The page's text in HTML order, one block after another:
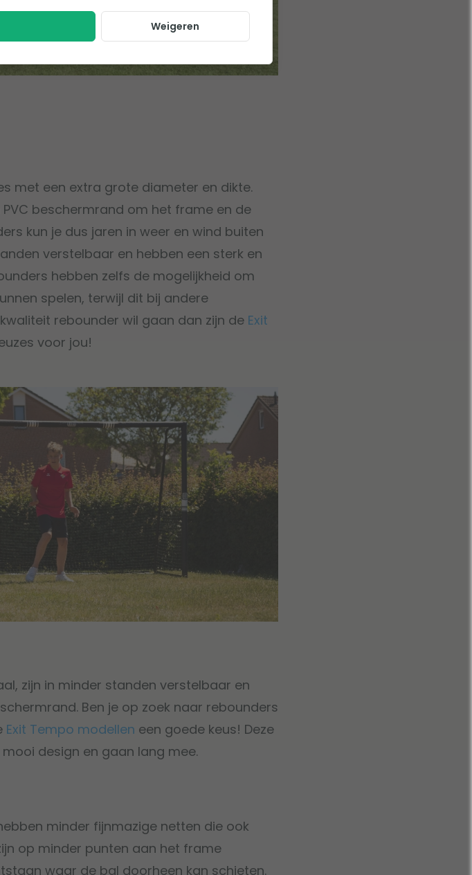
met een extra grote diameter en dikte.
beschermrand om het frame en de
kun je dus jaren in weer en wind buiten
verstelbaar en hebben een sterk en
hebben zelfs de mogelijkheid om
spelen, terwijl dit bij andere
rebounder wil gaan dan zijn de Exit
voor jou!
zijn in minder standen verstelbaar en
Ben je op zoek naar rebounders
Exit Tempo modellen een goede keus! Deze
design en gaan lang mee.
minder fijnmazige netten die ook
op minder punten aan het frame
waar de bal doorheen kan schieten.
Weigeren